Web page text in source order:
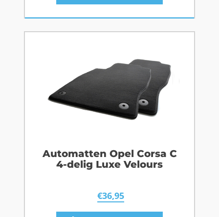
Automatten Opel Corsa C
4-delig Luxe Velours
€36,95